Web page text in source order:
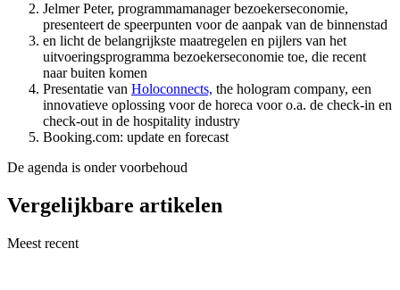
Jelmer Peter, programmamanager bezoekerseconomie,
presenteert de speerpunten voor de aanpak van de binnenstad
en licht de belangrijkste maatregelen en pijlers van het
uitvoeringsprogramma bezoekerseconomie toe, die recent
naar buiten komen
Presentatie van Holoconnects, the hologram company, een
innovatieve oplossing voor de horeca voor o.a. de check-in en
check-out in de hospitality industry
Booking.com: update en forecast
De agenda is onder voorbehoud
Vergelijkbare artikelen
Meest recent